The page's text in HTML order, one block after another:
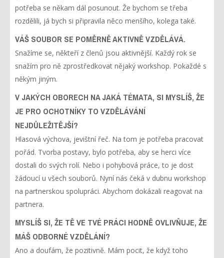
potřeba se někam dál posunout. Že bychom se třeba
rozdělili, já bych si připravila něco menšího, kolega také.
VÁŠ SOUBOR SE POMĚRNĚ AKTIVNĚ VZDĚLÁVÁ.
Snažíme se, někteří z členů jsou aktivnější. Každý rok se
snažím pro ně zprostředkovat nějaký workshop. Pokaždé s
někým jiným.
V JAKÝCH OBORECH NA JAKÁ TÉMATA, SI MYSLÍŠ, ŽE
JE PRO OCHOTNÍKY TO VZDĚLÁVÁNÍ
NEJDŮLEŽITĚJŠÍ?
Hlasová výchova, jevištní řeč. Na tom je potřeba pracovat
pořád. Tvorba postavy, bylo potřeba, aby se herci více
dostali do svých rolí. Nebo i pohybová práce, to je dost
žádoucí u všech souborů. Nyní nás čeká v dubnu workshop
na partnerskou spolupráci. Abychom dokázali reagovat na
partnera.
MYSLÍŠ SI, ŽE TĚ VE TVÉ PRÁCI HODNĚ OVLIVŇUJE, ŽE
MÁŠ ODBORNÉ VZDĚLÁNÍ?
Ano a doufám, že pozitivně. Mám pocit, že když toho